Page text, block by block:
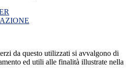
da questo utilizzati si avvalgono di
ed utili alle finalità illustrate nella